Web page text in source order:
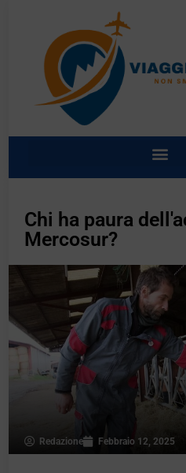
Chi ha paura
Mercosur?
Redazione Febbraio 12, 2025